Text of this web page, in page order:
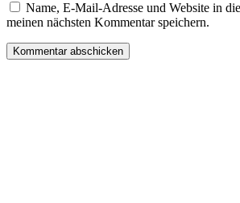
Name, E-Mail-Adresse und Website in
meinen nächsten Kommentar speichern.